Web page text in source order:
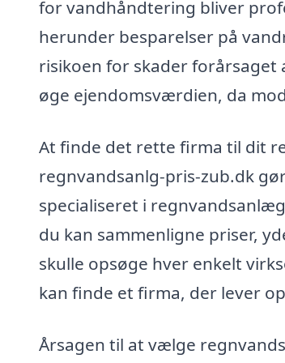
for vandhåndtering bliver
herunder besparelser på
risikoen for skader forårsaget
øge ejendomsværdien, da
At finde det rette firma til dit
regnvandsanlg-pris-zub.dk
specialiseret i
du kan sammenligne priser,
skulle opsøge hver enkelt
kan finde et firma, der lever
Årsagen til at vælge